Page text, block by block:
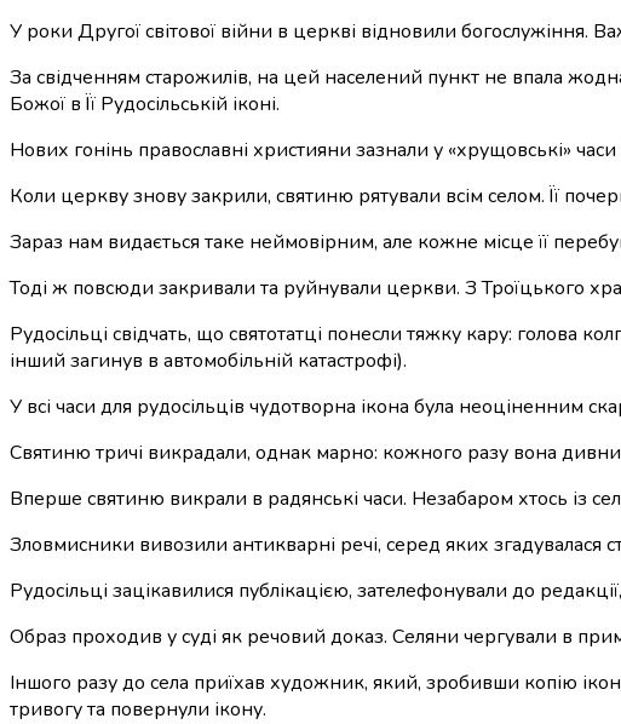
У роки Другої світової війни в церкві відновили богослужіння.
За свідченням старожилів, на цей населений пункт не впала
Божої в Її Рудосільській іконі.
Нових гонінь православні християни зазнали у «хрущовські»
Коли церкву знову закрили, святиню рятували всім селом. Її
Зараз нам видається таке неймовірним, але кожне місце її
Тоді ж повсюди закривали та руйнували церкви. З Троїцького
Рудосільці свідчать, що святотатці понесли тяжку кару: голова
інший загинув в автомобільній катастрофі).
У всі часи для рудосільців чудотворна ікона була неоціненним
Святиню тричі викрадали, однак марно: кожного разу вона
Вперше святиню викрали в радянські часи. Незабаром хтось із
Зловмисники вивозили антикварні речі, серед яких згадувалася
Рудосільці зацікавилися публікацією, зателефонували до
Образ проходив у суді як речовий доказ. Селяни чергували в
Іншого разу до села приїхав художник, який, зробивши копію
тривогу та повернули ікону.